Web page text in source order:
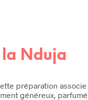
Nduja
préparation
généreux,